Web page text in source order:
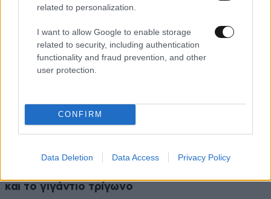
related to personalization.
I want to allow Google to enable storage
related to security, including authentication
functionality and fraud prevention, and other
user protection.
CONFIRM
Data Deletion Data Access Privacy Policy
Νέα αρχεία και βίντεο με UFO δημοσίευσε το
και το γιγάντιο τρίγωνο